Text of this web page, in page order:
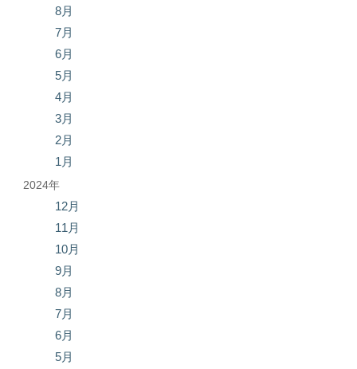
8月
7月
6月
5月
4月
3月
2月
1月
2024年
12月
11月
10月
9月
8月
7月
6月
5月